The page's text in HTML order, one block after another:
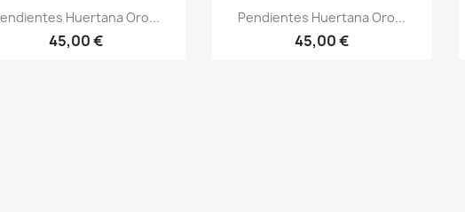
Vista rápida
Huertana Oro...
45,00 €
Vista rápida
Pendientes Huertana Oro...
45,00 €